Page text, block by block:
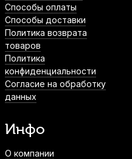
Способы оплаты
Способы доставки
Политика возврата
товаров
Политика
конфиденциальности
Согласие на обработку
данных
Инфо
О компании